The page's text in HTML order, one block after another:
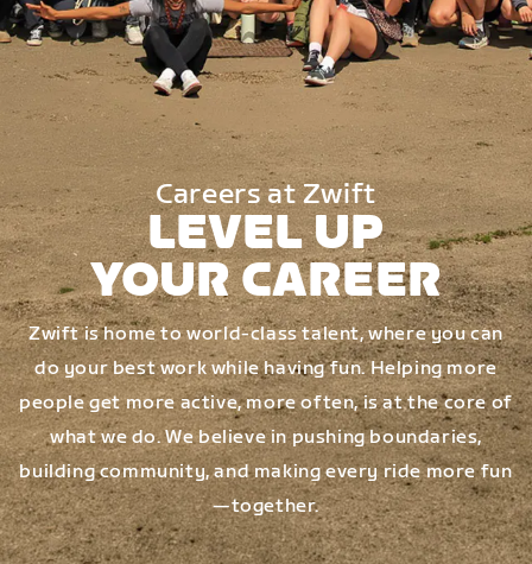
Careers at Zwift
LEVEL UP
YOUR CAREER
Zwift is home to world-class talent, where you can
do your best work while having fun. Helping more
people get more active, more often, is at the core of
what we do. We believe in pushing boundaries,
building community, and making every ride more fun
—together.